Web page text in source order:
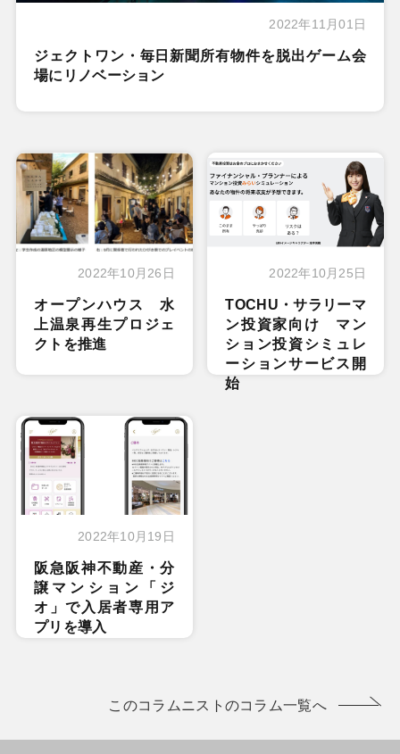
2022年11月01日
ジェクトワン・毎日新聞所有物件を脱出ゲーム会
場にリノベーション
2022年10月26日
オープンハウス 水
上温泉再生プロジェ
クトを推進
2022年10月25日
TOCHU・サラリーマ
ン投資家向け マン
ション投資シミュレ
ーションサービス開
始
2022年10月19日
阪急阪神不動産・分
譲マンション「ジ
オ」で入居者専用ア
プリを導入
このコラムニストのコラム一覧へ